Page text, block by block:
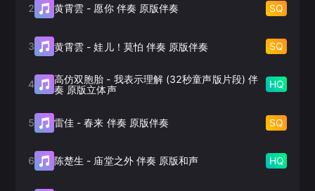
2 黄霄雲 - 愿你 伴奏 原版伴奏 SQ
3 黄霄雲 -娃儿！莫怕 伴奏 原版伴奏 SQ
4 高仿双胞胎 - 我表示理解 (32秒童声版片段) 伴
奏 原版立体声
HQ
5 雷佳 -春来 伴奏 原版伴奏 SQ
6 陈楚生 - 庙堂之外 伴奏 原版和声 HQ